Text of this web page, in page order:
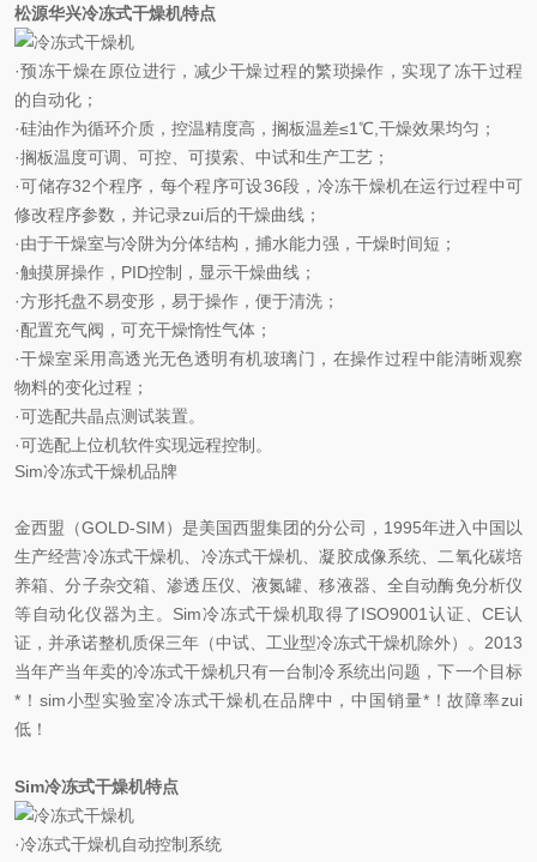
松源华兴冷冻式干燥机特点
·预冻干燥在原位进行，减少干燥过程的繁琐操作，实现了冻干过程
的自动化；
·硅油作为循环介质，控温精度高，搁板温差≤1℃,干燥效果均匀；
·搁板温度可调、可控、可摸索、中试和生产工艺；
·可储存32个程序，每个程序可设36段，冷冻干燥机在运行过程中可
修改程序参数，并记录zui后的干燥曲线；
·由于干燥室与冷阱为分体结构，捕水能力强，干燥时间短；
·触摸屏操作，PID控制，显示干燥曲线；
·方形托盘不易变形，易于操作，便于清洗；
·配置充气阀，可充干燥惰性气体；
·干燥室采用高透光无色透明有机玻璃门，在操作过程中能清晰观察
物料的变化过程；
·可选配共晶点测试装置。
·可选配上位机软件实现远程控制。
Sim冷冻式干燥机品牌
金西盟（GOLD-SIM）是美国西盟集团的分公司，1995年进入中国以
生产经营冷冻式干燥机、冷冻式干燥机、凝胶成像系统、二氧化碳培
养箱、分子杂交箱、渗透压仪、液氮罐、移液器、全自动酶免分析仪
等自动化仪器为主。Sim冷冻式干燥机取得了ISO9001认证、CE认
证，并承诺整机质保三年（中试、工业型冷冻式干燥机除外）。2013
当年产当年卖的冷冻式干燥机只有一台制冷系统出问题，下一个目标
*！sim小型实验室冷冻式干燥机在品牌中，中国销量*！故障率zui
低！
Sim冷冻式干燥机特点
·冷冻式干燥机自动控制系统